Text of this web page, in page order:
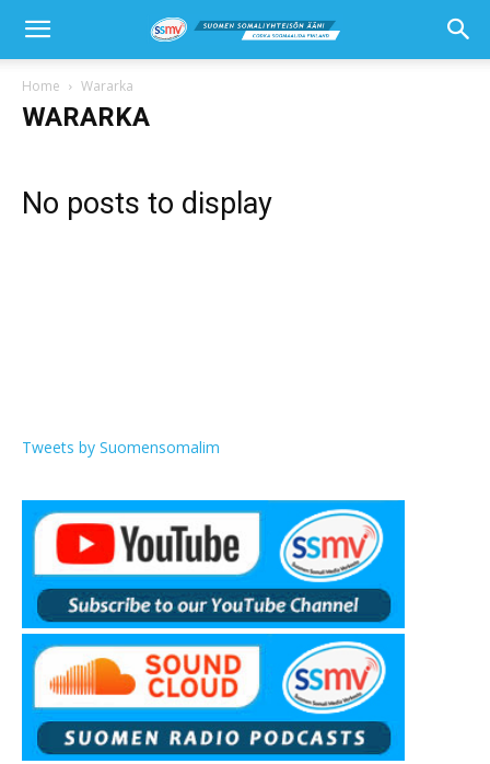
Home Wararka
WARARKA
No posts to display
Tweets by Suomensomalim